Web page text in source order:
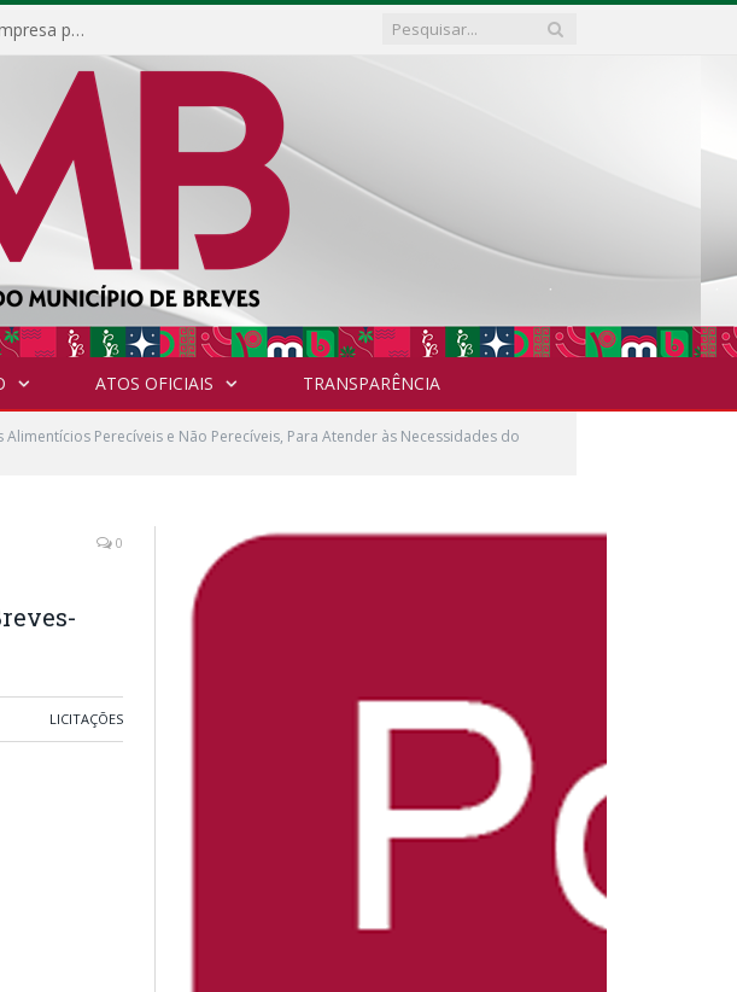
DISPENSA DE LICITAÇÃO Nº 003/2026 ( Contratação de empresa para fornecimento de gêneros alimentícios não perecíveis, materiais de expediente, descartáveis, copa e cozinha, para análise e posterior publicação.)
ATOS OFICIAIS TRANSPARÊNCIA
Alimentícios Perecíveis e Não Perecíveis, Para Atender às Necessidades do
0
LICITAÇÕES